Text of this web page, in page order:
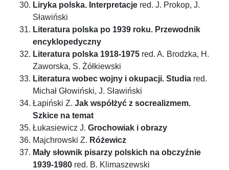
Liryka polska. Interpretacje red. J. Prokop, J.
Sławiński
Literatura polska po 1939 roku. Przewodnik
encyklopedyczny
Literatura polska 1918-1975 red. A. Brodzka, H.
Zaworska, S. Żółkiewski
Literatura wobec wojny i okupacji. Studia red.
Michał Głowiński, J. Sławiński
Łapiński Z. Jak współżyć z socrealizmem.
Szkice na temat
Łukasiewicz J. Grochowiak i obrazy
Majchrowski Z. Różewicz
Mały słownik pisarzy polskich na obczyźnie
1939-1980 red. B. Klimaszewski